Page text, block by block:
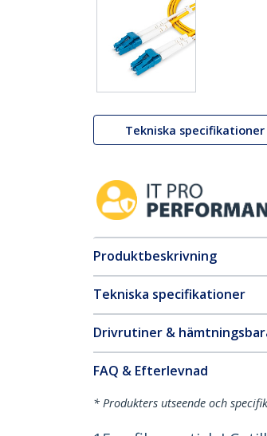
Tekniska specifikationer
Produktbeskrivning
Tekniska specifikationer
Drivrutiner &
FAQ & Efterlevnad
* Produkters utseende och